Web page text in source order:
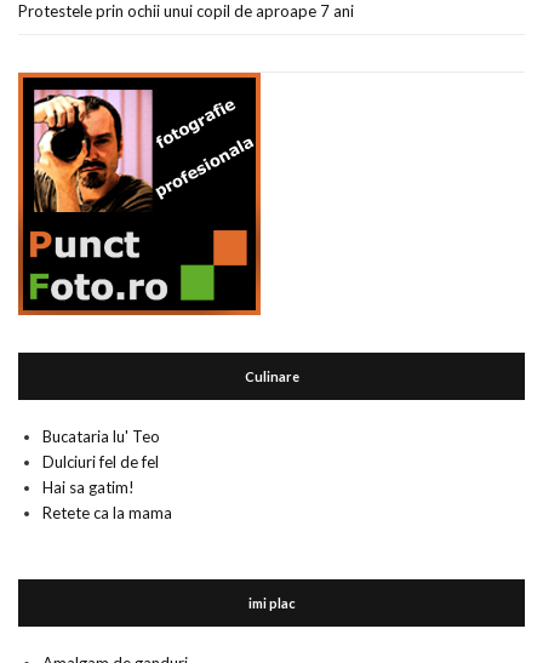
Protestele prin ochii unui copil de aproape 7 ani
Culinare
Bucataria lu' Teo
Dulciuri fel de fel
Hai sa gatim!
Retete ca la mama
imi plac